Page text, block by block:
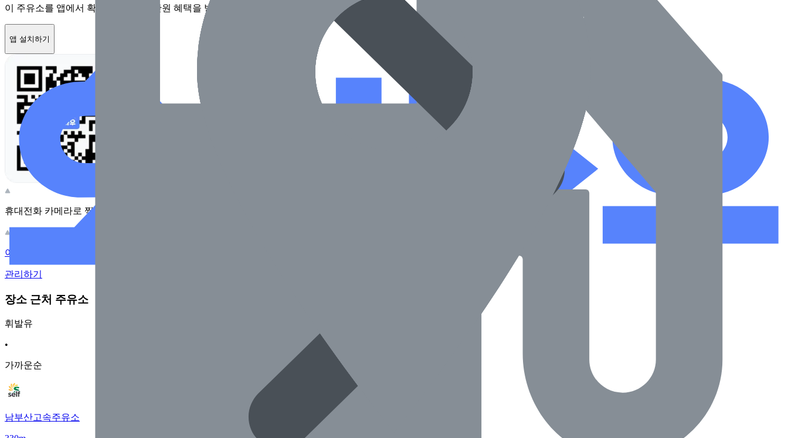
이 주유소를 앱에서 확인하고 최대 1만원 혜택을 받아보세요
앱 설치하기
휴대전화 카메라로 찍어보세요
이 주유소의 사장님이신가요?
관리하기
장소 근처 주유소
휘발유
•
가까운순
남부산고속주유소